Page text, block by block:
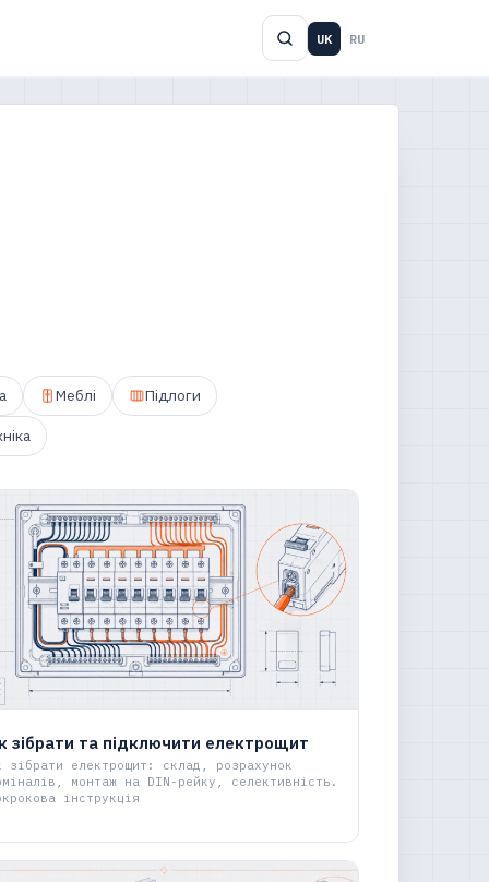
UK RU
Меблі Підлоги
зібрати та підключити електрощит
зібрати електрощит: склад, розрахунок
монтаж на DIN-рейку, селективність.
інструкція